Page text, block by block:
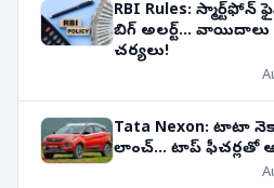
RBI Rules:
బిగ్ అలర్ట్... వాయిదాలు
చర్యలు!
Tata Nexon: టాటా
లాంచ్... టాప్ ఫీచర్లతో